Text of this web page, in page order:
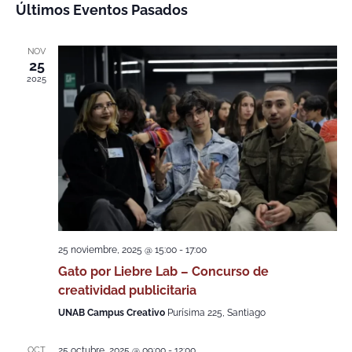
vistas
de
Eventos
Últimos Eventos Pasados
NOV
25
2025
25 noviembre, 2025 @ 15:00- 17:00
Gato por Liebre Lab – Concurso de
creatividad publicitaria
UNAB Campus Creativo Purísima 225, Santiago